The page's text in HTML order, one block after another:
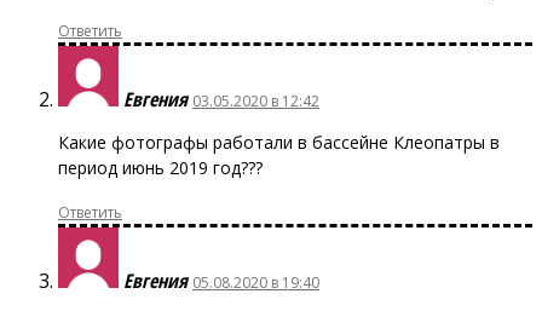
Ответить
Евгения 03.05.2020 в 12:42
Какие фотографы работали в бассейне Клеопатры в
период июнь 2019 год???
Ответить
Евгения 05.08.2020 в 19:40